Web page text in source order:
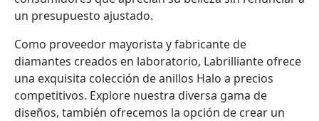
un presupuesto ajustado.
Como proveedor mayorista y fabricante de
diamantes creados en laboratorio, Labrilliante ofrece
una exquisita colección de anillos Halo a precios
competitivos. Explore nuestra diversa gama de
diseños, también ofrecemos la opción de crear un